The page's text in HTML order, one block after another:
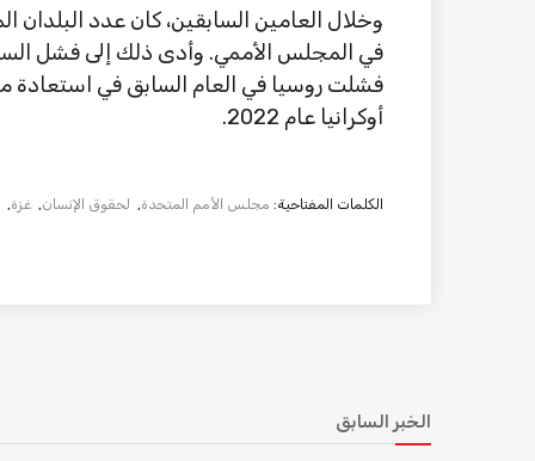
وخلال العامين السابقين، كان عدد
في المجلس الأممي. وأدى ذلك إلى فشل
فشلت روسيا في العام السابق في
أوكرانيا عام 2022.
الكلمات المفتاحية: مجلس الأمم المتحدة, لحقوق الإنسان, غزة,
الخبر السابق